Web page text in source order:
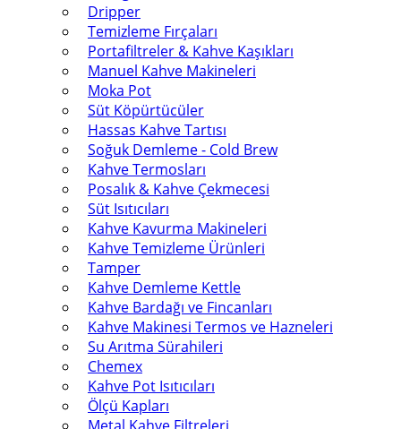
Dripper
Temizleme Fırçaları
Portafiltreler & Kahve Kaşıkları
Manuel Kahve Makineleri
Moka Pot
Süt Köpürtücüler
Hassas Kahve Tartısı
Soğuk Demleme - Cold Brew
Kahve Termosları
Posalık & Kahve Çekmecesi
Süt Isıtıcıları
Kahve Kavurma Makineleri
Kahve Temizleme Ürünleri
Tamper
Kahve Demleme Kettle
Kahve Bardağı ve Fincanları
Kahve Makinesi Termos ve Hazneleri
Su Arıtma Sürahileri
Chemex
Kahve Pot Isıtıcıları
Ölçü Kapları